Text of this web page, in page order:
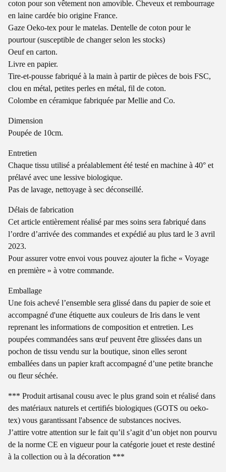
coton pour son vêtement non amovible. Cheveux et rembourrage
en laine cardée bio origine France.
Gaze Oeko-tex pour le matelas. Dentelle de coton pour le
pourtour (susceptible de changer selon les stocks)
Oeuf en carton.
Livre en papier.
Tire-et-pousse fabriqué à la main à partir de pièces de bois FSC,
clou en métal, petites perles en métal, fil de coton.
Colombe en céramique fabriquée par Mellie and Co.
Dimension
Poupée de 10cm.
Entretien
Chaque tissu utilisé a préalablement été testé en machine à 40° et
prélavé avec une lessive biologique.
Pas de lavage, nettoyage à sec déconseillé.
Délais de fabrication
Cet article entièrement réalisé par mes soins sera fabriqué dans
l’ordre d’arrivée des commandes et expédié au plus tard le 3 avril
2023.
Pour assurer votre envoi vous pouvez ajouter la fiche « Voyage
en première » à votre commande.
Emballage
Une fois achevé l’ensemble sera glissé dans du papier de soie et
accompagné d'une étiquette aux couleurs de Iris dans le vent
reprenant les informations de composition et entretien. Les
poupées commandées sans œuf peuvent être glissées dans un
pochon de tissu vendu sur la boutique, sinon elles seront
emballées dans un papier kraft accompagné d’une petite branche
ou fleur séchée.
*** Produit artisanal cousu avec le plus grand soin et réalisé dans
des matériaux naturels et certifiés biologiques (GOTS ou oeko-
tex) vous garantissant l'absence de substances nocives.
J’attire votre attention sur le fait qu’il s’agit d’un objet non pourvu
de la norme CE en vigueur pour la catégorie jouet et reste destiné
à la collection ou à la décoration ***